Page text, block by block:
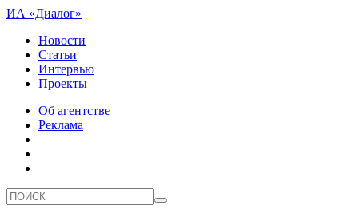
ИА «Диалог»
Новости
Статьи
Интервью
Проекты
Об агентстве
Реклама